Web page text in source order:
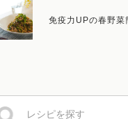
免疫力UPの春野菜